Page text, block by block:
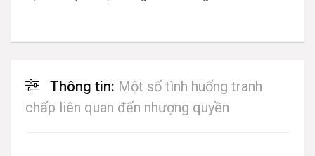
Thông tin: Một số tình huống tranh
chấp liên quan đến nhượng quyền